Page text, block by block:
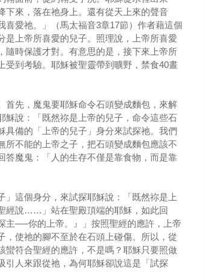
下來，落在祂身上。還有從天上來的聲音
喜愛祂。」（馬太福音3章17節）作者藉這個
是上帝所喜愛的兒子。照理說，上帝所喜愛
隨時保護才對。有意思的是，接下來上帝所
受到考驗。耶穌被聖靈帶到曠野，禁食40晝
首先，魔鬼要耶穌命令石頭變成麵包，來解
穌說：「既然祢是上帝的兒子，命令這些石
具備的「上帝的兒子」身分來試探祂。我們
所不能的上帝之子，把石頭變成麵包應該不
答魔鬼：「人的生存不僅是靠食物，而是靠
」這個身分，來試探耶穌說：「既然祢是上
經說……」站在聖殿頂端的耶穌，如此回
主──你的上帝。』」按照聖經的應許，上帝
，使祂的腳不至於在石頭上碰傷。所以，從
蠻符合聖經的應許，不是嗎？耶穌只要照做
引人來跟從祂，為何耶穌卻說這是「試探